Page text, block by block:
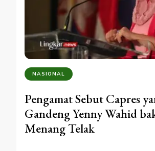
NASIONAL
Pengamat Sebut Capres
Gandeng Yenny Wahid
Menang Telak